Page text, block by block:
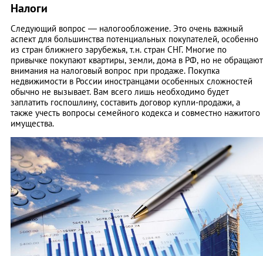
Налоги
Следующий вопрос — налогообложение. Это очень важный
аспект для большинства потенциальных покупателей, особенно
из стран ближнего зарубежья, т.н. стран СНГ. Многие по
привычке покупают квартиры, земли, дома в РФ, но не обращают
внимания на налоговый вопрос при продаже. Покупка
недвижимости в России иностранцами особенных сложностей
обычно не вызывает. Вам всего лишь необходимо будет
заплатить госпошлину, составить договор купли-продажи, а
также учесть вопросы семейного кодекса и совместно нажитого
имущества.